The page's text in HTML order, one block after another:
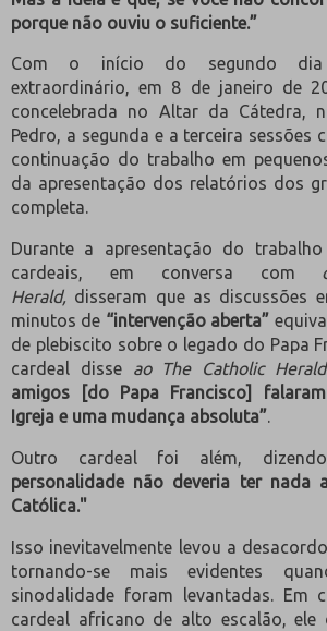
porque não ouviu o suficiente.”
Com o início do segundo dia
extraordinário, em 8 de janeiro de
concelebrada no Altar da Cátedra,
Pedro, a segunda e a terceira sessões
continuação do trabalho em
da apresentação dos relatórios dos
completa.
Durante a apresentação do
cardeais, em conversa com
Herald, disseram que as discussões
minutos de “intervenção aberta”
de plebiscito sobre o legado do Papa
cardeal disse ao The Catholic Herald
amigos [do Papa Francisco]
Igreja e uma mudança absoluta”.
Outro cardeal foi além,
personalidade não deveria ter nada
Católica."
Isso inevitavelmente levou a
tornando-se mais evidentes
sinodalidade foram levantadas. Em
cardeal africano de alto escalão, ele